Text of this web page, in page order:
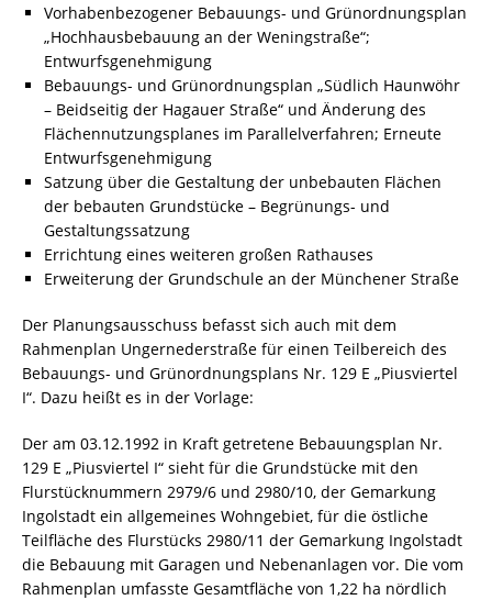
Vorhabenbezogener Bebauungs- und Grünordnungsplan
„Hochhausbebauung an der Weningstraße“;
Entwurfsgenehmigung
Bebauungs- und Grünordnungsplan „Südlich Haunwöhr
– Beidseitig der Hagauer Straße“ und Änderung des
Flächennutzungsplanes im Parallelverfahren; Erneute
Entwurfsgenehmigung
Satzung über die Gestaltung der unbebauten Flächen
der bebauten Grundstücke – Begrünungs- und
Gestaltungssatzung
Errichtung eines weiteren großen Rathauses
Erweiterung der Grundschule an der Münchener Straße
Der Planungsausschuss befasst sich auch mit dem
Rahmenplan Ungernederstraße für einen Teilbereich des
Bebauungs- und Grünordnungsplans Nr. 129 E „Piusviertel
I“. Dazu heißt es in der Vorlage:
Der am 03.12.1992 in Kraft getretene Bebauungsplan Nr.
129 E „Piusviertel I“ sieht für die Grundstücke mit den
Flurstücknummern 2979/6 und 2980/10, der Gemarkung
Ingolstadt ein allgemeines Wohngebiet, für die östliche
Teilfläche des Flurstücks 2980/11 der Gemarkung Ingolstadt
die Bebauung mit Garagen und Nebenanlagen vor. Die vom
Rahmenplan umfasste Gesamtfläche von 1,22 ha nördlich